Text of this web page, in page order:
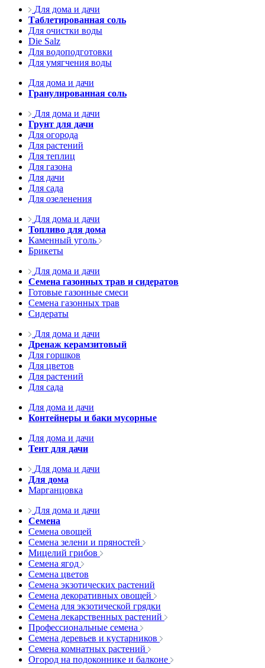
Для дома и дачи
Таблетированная соль
Для очистки воды
Die Salz
Для водоподготовки
Для умягчения воды
Для дома и дачи
Гранулированная соль
Для дома и дачи
Грунт для дачи
Для огорода
Для растений
Для теплиц
Для газона
Для дачи
Для сада
Для озеленения
Для дома и дачи
Топливо для дома
Каменный уголь
Брикеты
Для дома и дачи
Семена газонных трав и сидератов
Готовые газонные смеси
Семена газонных трав
Сидераты
Для дома и дачи
Дренаж керамзитовый
Для горшков
Для цветов
Для растений
Для сада
Для дома и дачи
Контейнеры и баки мусорные
Для дома и дачи
Тент для дачи
Для дома и дачи
Для дома
Марганцовка
Для дома и дачи
Семена
Семена овощей
Семена зелени и пряностей
Мицелий грибов
Семена ягод
Семена цветов
Семена экзотических растений
Семена декоративных овощей
Семена для экзотической грядки
Семена лекарственных растений
Профессиональные семена
Семена деревьев и кустарников
Семена комнатных растений
Огород на подоконнике и балконе